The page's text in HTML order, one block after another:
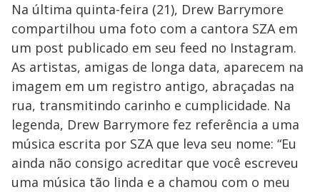
Na última quinta-feira (21), Drew Barrymore
compartilhou uma foto com a cantora SZA em
um post publicado em seu feed no Instagram.
As artistas, amigas de longa data, aparecem na
imagem em um registro antigo, abraçadas na
rua, transmitindo carinho e cumplicidade. Na
legenda, Drew Barrymore fez referência a uma
música escrita por SZA que leva seu nome: “Eu
ainda não consigo acreditar que você escreveu
uma música tão linda e a chamou com o meu